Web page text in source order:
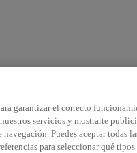
garantizar el correcto
servicios y mostrarte
Puedes aceptar todas
para seleccionar qué tipos